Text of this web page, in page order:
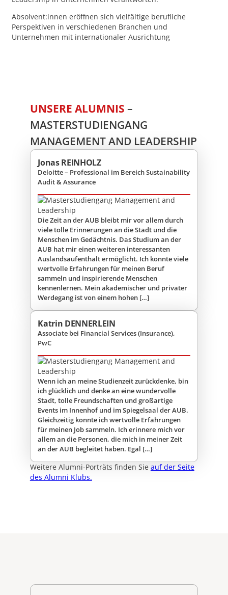
Absolvent:innen eröffnen sich vielfältige berufliche
Perspektiven in verschiedenen Branchen und
Unternehmen mit internationaler Ausrichtung
UNSERE ALUMNIS –
MASTERSTUDIENGANG
MANAGEMENT AND LEADERSHIP
Jonas REINHOLZ
Deloitte – Professional im Bereich Sustainability
Audit & Assurance
Die Zeit an der AUB bleibt mir vor allem durch
viele tolle Erinnerungen an die Stadt und die
Menschen im Gedächtnis. Das Studium an der
AUB hat mir einen weiteren interessanten
Auslandsaufenthalt ermöglicht. Ich konnte viele
wertvolle Erfahrungen für meinen Beruf
sammeln und inspirierende Menschen
kennenlernen. Mein akademischer und privater
Werdegang ist von einem hohen […]
Katrin DENNERLEIN
Associate bei Financial Services (Insurance),
PwC
Wenn ich an meine Studienzeit zurückdenke, bin
ich glücklich und denke an eine wundervolle
Stadt, tolle Freundschaften und großartige
Events im Innenhof und im Spiegelsaal der AUB.
Gleichzeitig konnte ich wertvolle Erfahrungen
für meinen Job sammeln. Ich erinnere mich vor
allem an die Personen, die mich in meiner Zeit
an der AUB begleitet haben. Egal […]
Weitere Alumni-Porträts finden Sie auf der Seite
des Alumni Klubs.